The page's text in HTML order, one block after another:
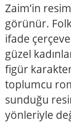
Zaim’in
görünür.
ifade
güzel
figür
toplumcu
sunduğu
yönleriyle